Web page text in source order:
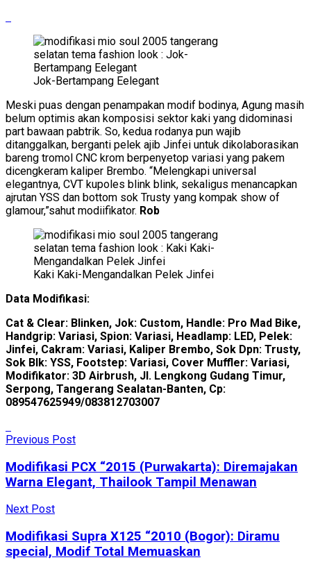
Jok-Bertampang Eelegant
Meski puas dengan penampakan modif bodinya, Agung masih
belum optimis akan komposisi sektor kaki yang didominasi
part bawaan pabtrik. So, kedua rodanya pun wajib
ditanggalkan, berganti pelek ajib Jinfei untuk dikolaborasikan
bareng tromol CNC krom berpenyetop variasi yang pakem
dicengkeram kaliper Brembo. “Melengkapi universal
elegantnya, CVT kupoles blink blink, sekaligus menancapkan
ajrutan YSS dan bottom sok Trusty yang kompak show of
glamour,”sahut modiifikator. Rob
Kaki Kaki-Mengandalkan Pelek Jinfei
Data Modifikasi:
Cat & Clear: Blinken, Jok: Custom, Handle: Pro Mad Bike,
Handgrip: Variasi, Spion: Variasi, Headlamp: LED, Pelek:
Jinfei, Cakram: Variasi, Kaliper Brembo, Sok Dpn: Trusty,
Sok Blk: YSS, Footstep: Variasi, Cover Muffler: Variasi,
Modifikator: 3D Airbrush, Jl. Lengkong Gudang Timur,
Serpong, Tangerang Sealatan-Banten, Cp:
089547625949/083812703007
Previous Post
Modifikasi PCX “2015 (Purwakarta): Diremajakan
Warna Elegant, Thailook Tampil Menawan
Next Post
Modifikasi Supra X125 “2010 (Bogor): Diramu
special, Modif Total Memuaskan